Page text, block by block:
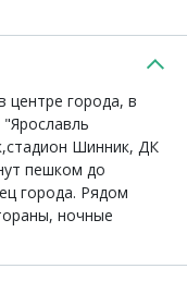
центре города, в
Шинник, ДК
пешком до
города. Рядом
ночные